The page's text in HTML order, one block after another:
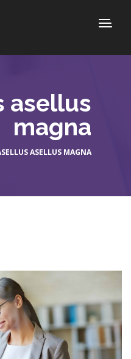
asellus
magna
ASELLUS MAGNA